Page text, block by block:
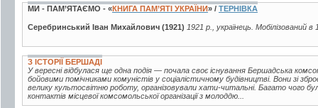
МИ - ПАМ’ЯТАЄМО - «КНИГА ПАМ’ЯТІ УКРАЇНИ» / ТЕРНІВКА
Серебринський Іван Михайлович (1921) 1921 р., українець. Мобілізований
З ІСТОРІЇ БЕРШАДІ
У вересні відбулася ще одна подія — почала своє існування Бершадська
бойовими помічниками комуністів у соціалістичному будівництві. Вони зі
велику культосвітню роботу, організовували хати-читальні. Багато чого
контактів місцевої комсомольської організації з молоддю...